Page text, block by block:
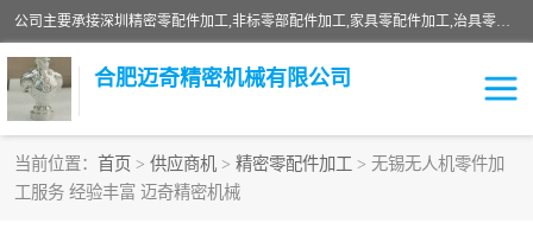
公司主要承接深圳精密零配件加工,非标零部配件加工,家具零配件加工,治具零配件加工,安徽精密零配件加工等各种各种精密机械加工，欢迎来来电咨询！
合肥迈奇精密机械有限公司
当前位置： 首页 > 供应商机 > 精密零配件加工 > 无锡无人机零件加
工服务 经验丰富 迈奇精密机械
铣床加工